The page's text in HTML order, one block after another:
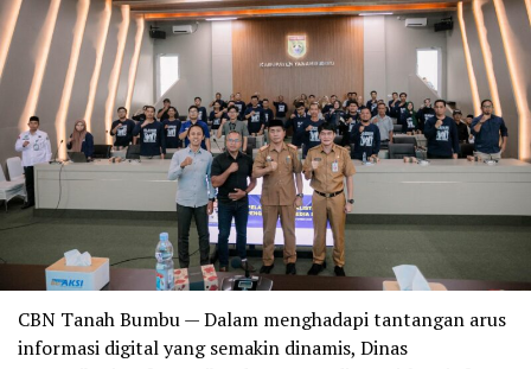
CBN Tanah Bumbu — Dalam menghadapi tantangan arus
informasi digital yang semakin dinamis, Dinas